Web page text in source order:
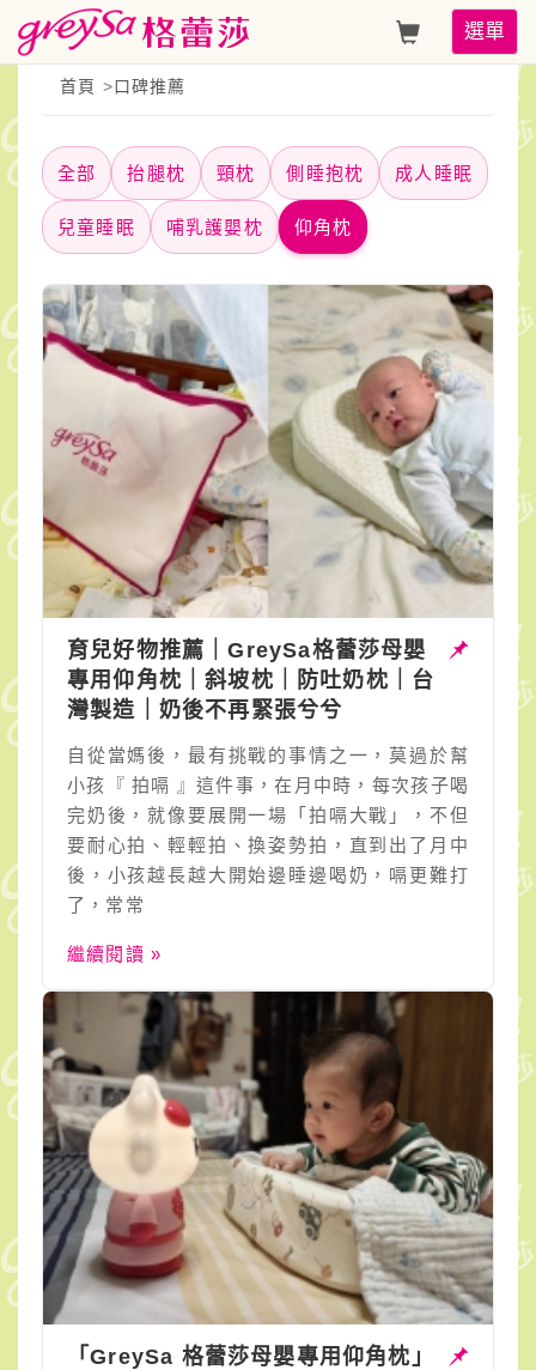
Toggle
選單
首頁 >口碑推薦
全部 抬腿枕 頸枕 側睡抱枕 成人睡眠
兒童睡眠 哺乳護嬰枕 仰角枕
育兒好物推薦｜GreySa格蕾莎母嬰
專用仰角枕｜斜坡枕｜防吐奶枕｜台
灣製造｜奶後不再緊張兮兮
自從當媽後，最有挑戰的事情之一，莫過於幫
小孩『 拍嗝 』這件事，在月中時，每次孩子喝
完奶後，就像要展開一場「拍嗝大戰」，不但
要耐心拍、輕輕拍、換姿勢拍，直到出了月中
後，小孩越長越大開始邊睡邊喝奶，嗝更難打
了，常常
繼續閱讀 »
「GreySa 格蕾莎母嬰專用仰角枕」